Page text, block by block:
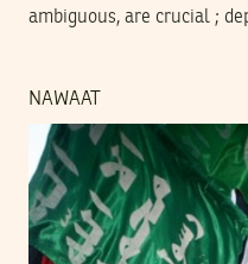
ambiguous, are crucial ;
NAWAAT